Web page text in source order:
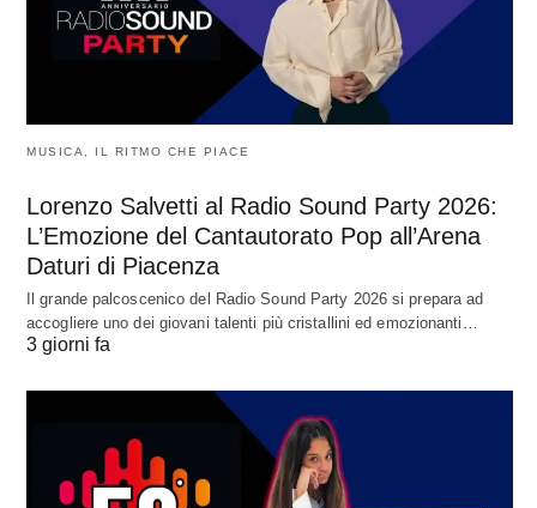
MUSICA, IL RITMO CHE PIACE
Lorenzo Salvetti al Radio Sound Party 2026:
L’Emozione del Cantautorato Pop all’Arena
Daturi di Piacenza
Il grande palcoscenico del Radio Sound Party 2026 si prepara ad
accogliere uno dei giovani talenti più cristallini ed emozionanti…
3 giorni fa